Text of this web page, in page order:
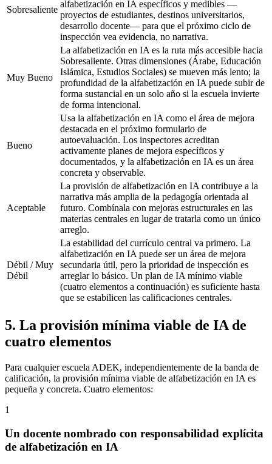
Sobresaliente
alfabetización en IA específicos y medibles —
proyectos de estudiantes, destinos universitarios,
desarrollo docente— para que el próximo ciclo de
inspección vea evidencia, no narrativa.
Muy Bueno
La alfabetización en IA es la ruta más accesible hacia
Sobresaliente. Otras dimensiones (Árabe, Educación
Islámica, Estudios Sociales) se mueven más lento; la
profundidad de la alfabetización en IA puede subir de
forma sustancial en un solo año si la escuela invierte
de forma intencional.
Bueno
Usa la alfabetización en IA como el área de mejora
destacada en el próximo formulario de
autoevaluación. Los inspectores acreditan
activamente planes de mejora específicos y
documentados, y la alfabetización en IA es un área
concreta y observable.
Aceptable
La provisión de alfabetización en IA contribuye a la
narrativa más amplia de la pedagogía orientada al
futuro. Combínala con mejoras estructurales en las
materias centrales en lugar de tratarla como un único
arreglo.
Débil / Muy
Débil
La estabilidad del currículo central va primero. La
alfabetización en IA puede ser un área de mejora
secundaria útil, pero la prioridad de inspección es
arreglar lo básico. Un plan de IA mínimo viable
(cuatro elementos a continuación) es suficiente hasta
que se estabilicen las calificaciones centrales.
5. La provisión mínima viable de IA de
cuatro elementos
Para cualquier escuela ADEK, independientemente de la banda de
calificación, la provisión mínima viable de alfabetización en IA es
pequeña y concreta. Cuatro elementos:
1
Un docente nombrado con responsabilidad explícita
de alfabetización en IA